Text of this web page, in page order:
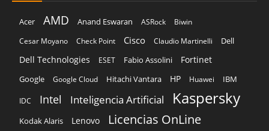
Acer AMD Anand Eswaran ASRock
Biwin
Cesar Moyano
Check Point Cisco Claudio Martinelli Dell
Dell Technologies ESET Fabio Assolini Fortinet
Google Google Cloud Hitachi Vantara HP Huawei IBM
IDC Intel Inteligencia Artificial Kaspersky
Kodak Alaris Lenovo Licencias OnLine